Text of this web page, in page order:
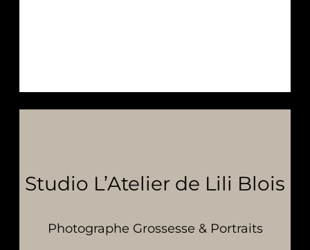
Studio L’Atelier de Lili Blois
Photographe Grossesse & Portraits